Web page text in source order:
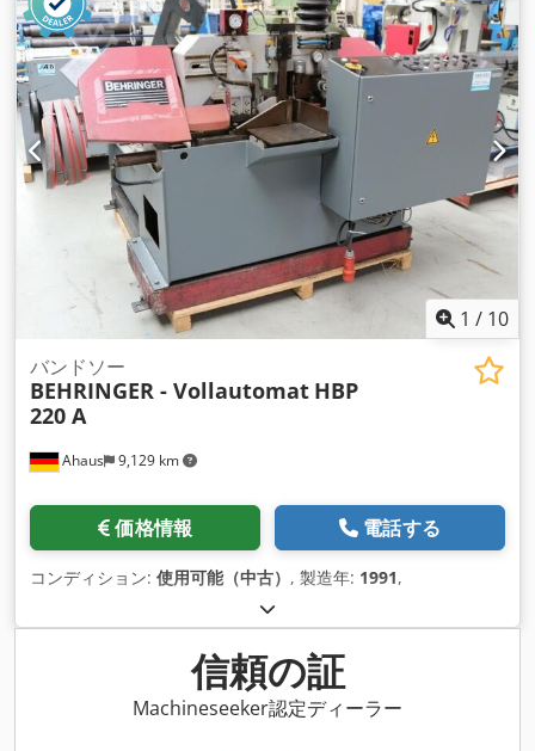
1 / 10
Ahaus 9,129 km
バンドソー
BEHRINGER - Vollautomat HBP
220 A
価格情報 電話する
コンディション: 使用可能（中古） , 製造年: 1991,
信頼の証
Machineseeker認定ディーラー